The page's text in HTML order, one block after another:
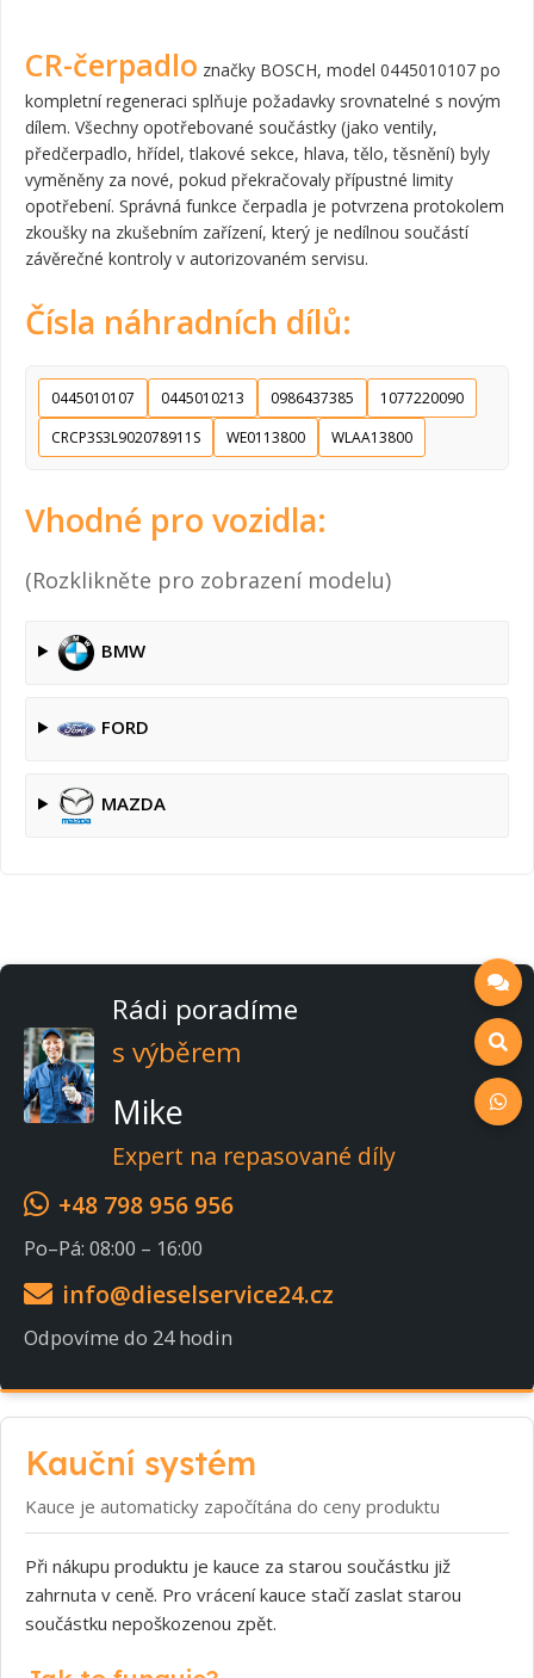
CR-čerpadlo značky BOSCH, model 0445010107 po
kompletní regeneraci splňuje požadavky srovnatelné s novým
dílem. Všechny opotřebované součástky (jako ventily,
předčerpadlo, hřídel, tlakové sekce, hlava, tělo, těsnění) byly
vyměněny za nové, pokud překračovaly přípustné limity
opotřebení. Správná funkce čerpadla je potvrzena protokolem
zkoušky na zkušebním zařízení, který je nedílnou součástí
závěrečné kontroly v autorizovaném servisu.
Čísla náhradních dílů:
0445010107 0445010213 0986437385
1077220090
CRCP3S3L902078911S
WE0113800 WLAA13800
Vhodné pro vozidla:
(Rozklikněte pro zobrazení modelu)
BMW
FORD
MAZDA
Rádi poradíme
s výběrem
Mike
Expert na repasované díly
+48 798 956 956
Po–Pá: 08:00 – 16:00
info@dieselservice24.cz
Odpovíme do 24 hodin
Kauční systém
Kauce je automaticky započítána do ceny produktu
Při nákupu produktu je kauce za starou součástku již
zahrnuta v ceně. Pro vrácení kauce stačí zaslat starou
součástku nepoškozenou zpět.